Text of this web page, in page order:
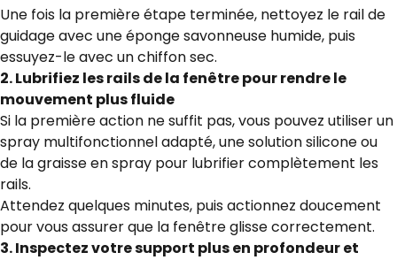
Une fois la première étape terminée, nettoyez le rail de
guidage avec une éponge savonneuse humide, puis
essuyez-le avec un chiffon sec.
2. Lubrifiez les rails de la fenêtre pour rendre le
mouvement plus fluide
Si la première action ne suffit pas, vous pouvez utiliser un
spray multifonctionnel adapté, une solution silicone ou
de la graisse en spray pour lubrifier complètement les
rails.
Attendez quelques minutes, puis actionnez doucement
pour vous assurer que la fenêtre glisse correctement.
3. Inspectez votre support plus en profondeur et